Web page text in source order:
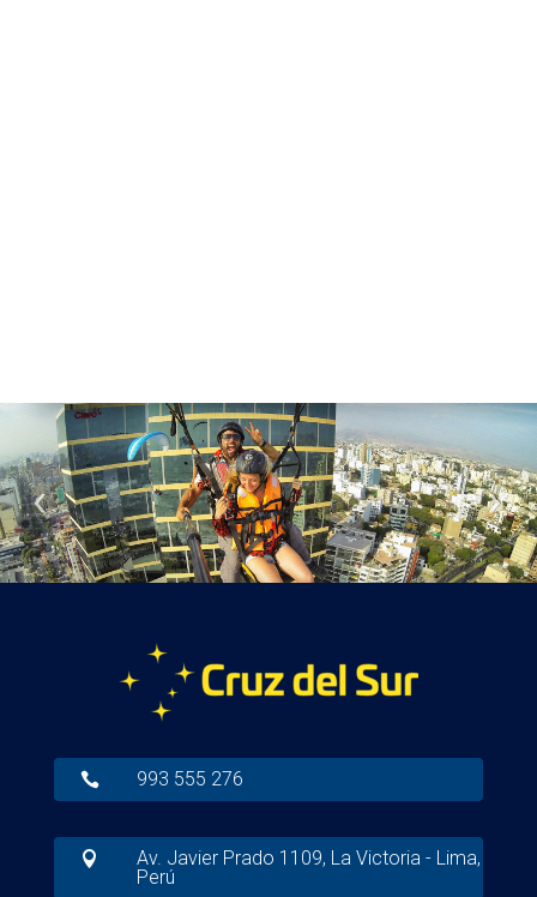
 993 555 276

Av. Javier Prado 1109, La Victoria - Lima,
Perú